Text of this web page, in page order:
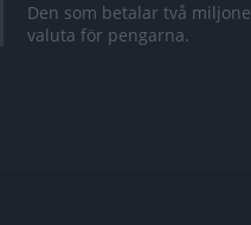
Den som betalar två
valuta för pengarna.